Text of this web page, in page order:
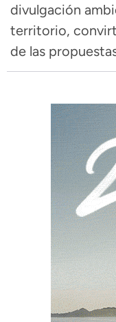
divulgación
territorio,
de las